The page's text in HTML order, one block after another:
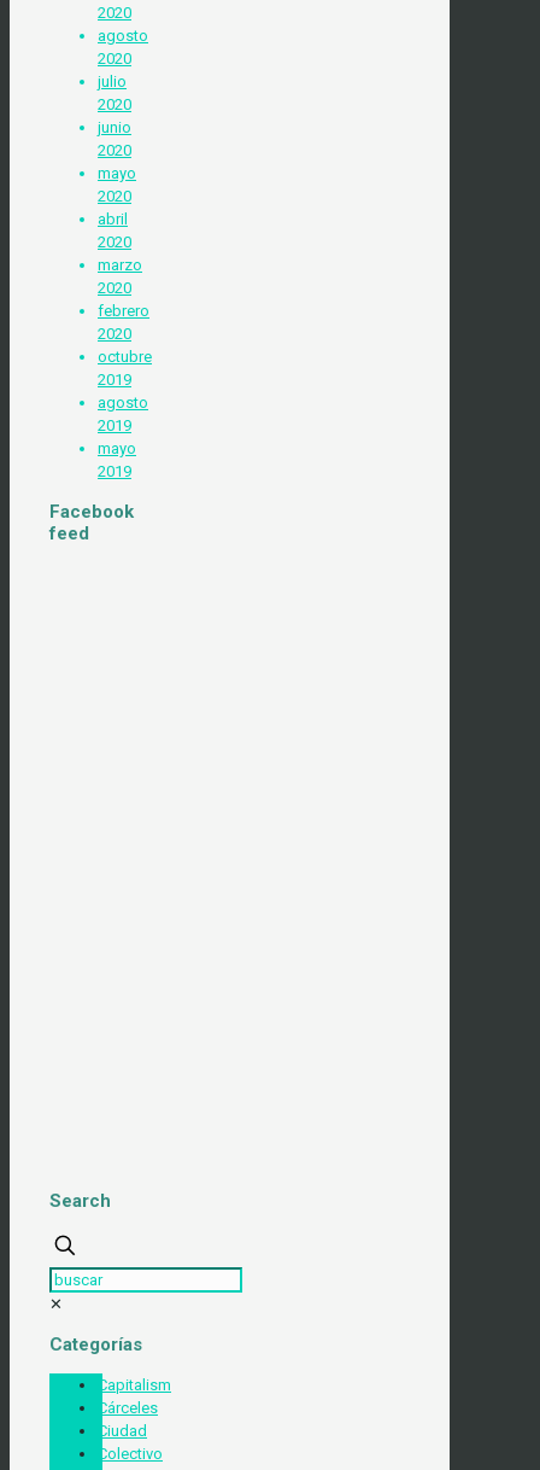
2020
agosto
2020
julio
2020
junio
2020
mayo
2020
abril
2020
marzo
2020
febrero
2020
octubre
2019
agosto
2019
mayo
2019
Facebook
feed
Search
✕
Categorías
Capitalism
Cárceles
Ciudad
Colectivo